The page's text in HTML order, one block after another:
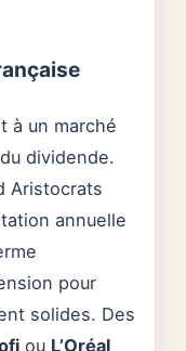
à un marché
dividende.
Aristocrats
annuelle
pour
solides. Des
ou L’Oréal